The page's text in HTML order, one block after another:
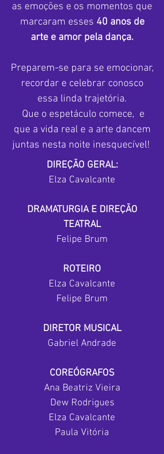
as emoções e os momentos que
marcaram esses 40 anos de
arte e amor pela dança.
Preparem-se para se emocionar,
recordar e celebrar conosco
essa linda trajetória.
Que o espetáculo comece, e
que a vida real e a arte dancem
juntas nesta noite inesquecível!
DIREÇÃO GERAL:
Elza Cavalcante
DRAMATURGIA E DIREÇÃO
TEATRAL
Felipe Brum
ROTEIRO
Elza Cavalcante
Felipe Brum
DIRETOR MUSICAL
Gabriel Andrade
COREÓGRAFOS
Ana Beatriz Vieira
Dew Rodrigues
Elza Cavalcante
Paula Vitória